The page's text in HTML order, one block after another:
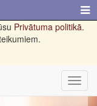
Privātuma politikā.